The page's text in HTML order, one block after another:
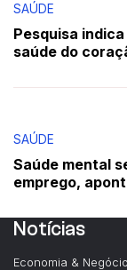
SAÚDE
Pesquisa
saúde do
SAÚDE
Saúde mental
emprego,
Notícias
Economia &